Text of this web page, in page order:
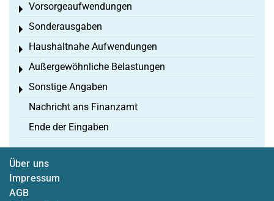
Vorsorgeaufwendungen
Toggle menu
Sonderausgaben
Toggle menu
Haushaltnahe Aufwendungen
Toggle menu
Außergewöhnliche Belastungen
Toggle menu
Sonstige Angaben
Toggle menu
Nachricht ans Finanzamt
Ende der Eingaben
Über uns
Impressum
AGB